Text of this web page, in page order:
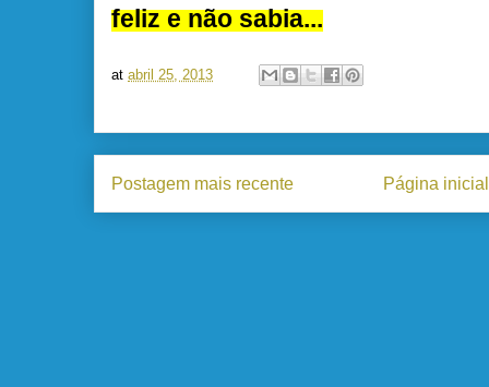
feliz e não sabia...
at abril 25, 2013
Postagem mais recente Página inicial